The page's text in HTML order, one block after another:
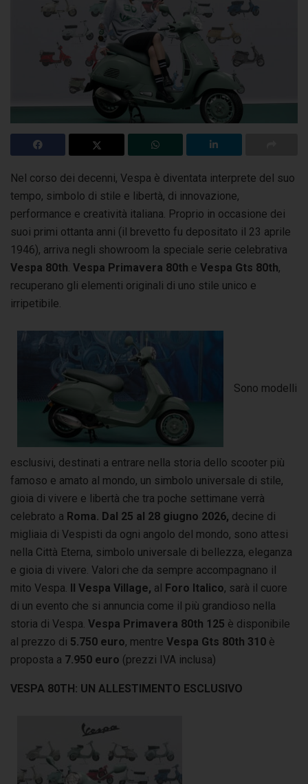
Nel corso dei decenni, Vespa è diventata interprete del suo
tempo, simbolo di stile e libertà, di innovazione,
performance e creatività italiana. Proprio in occasione dei
suoi primi ottanta anni (il brevetto fu depositato il 23 aprile
1946), arriva negli showroom la speciale serie celebrativa
Vespa 80th Vespa Primavera 80th e Vespa Gts 80th,
recuperano gli elementi originali di uno stile unico e
irripetibile.
Sono modelli
esclusivi, destinati a entrare nella storia dello scooter più
famoso e amato al mondo, un simbolo universale di stile,
gioia di vivere e libertà che tra poche settimane verrà
celebrato a Roma. Dal 25 al 28 giugno 2026, decine di
migliaia di Vespisti da ogni angolo del mondo, sono attesi
nella Città Eterna, simbolo universale di bellezza, eleganza
e gioia di vivere. Valori che da sempre accompagnano il
mito Vespa. Il Vespa Village, al Foro Italico, sarà il cuore
di un evento che si annuncia come il più grandioso nella
storia di Vespa. Vespa Primavera 80th 125 è disponibile
al prezzo di 5.750 euro, mentre Vespa Gts 80th 310 è
proposta a 7.950 euro (prezzi IVA inclusa)
VESPA 80TH: UN ALLESTIMENTO ESCLUSIVO